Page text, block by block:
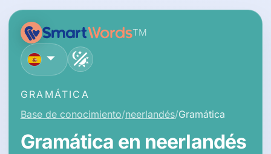
TM
español
GRAMÁTICA
Base de conocimiento neerlandés Gramática
Gramática en neerlandés